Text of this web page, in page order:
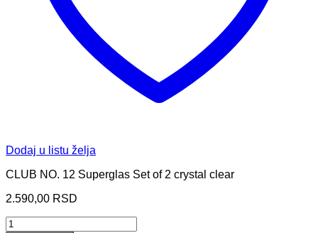
Dodaj u listu želja
CLUB NO. 12 Superglas Set of 2 crystal clear
2.590,00 RSD
ČAŠE